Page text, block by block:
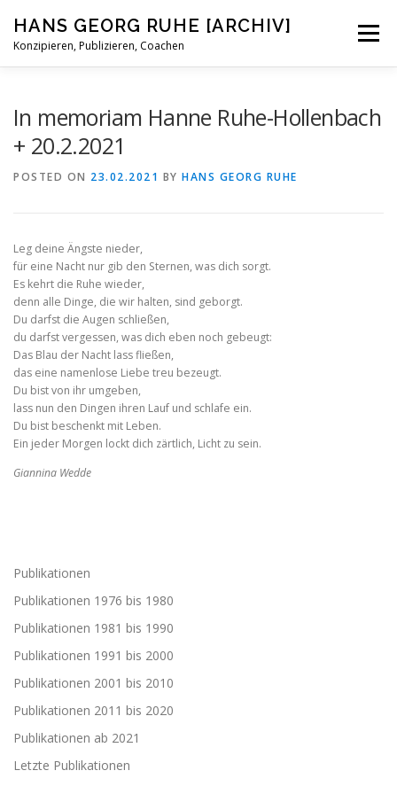
content
HANS GEORG RUHE [ARCHIV]
Konzipieren, Publizieren, Coachen
Menu
In memoriam Hanne Ruhe-Hollenbach
+ 20.2.2021
POSTED ON 23.02.2021 BY HANS GEORG RUHE
Leg deine Ängste nieder,
für eine Nacht nur gib den Sternen, was dich sorgt.
Es kehrt die Ruhe wieder,
denn alle Dinge, die wir halten, sind geborgt.
Du darfst die Augen schließen,
du darfst vergessen, was dich eben noch gebeugt:
Das Blau der Nacht lass fließen,
das eine namenlose Liebe treu bezeugt.
Du bist von ihr umgeben,
lass nun den Dingen ihren Lauf und schlafe ein.
Du bist beschenkt mit Leben.
Ein jeder Morgen lockt dich zärtlich, Licht zu sein.
Giannina Wedde
Publikationen
Publikationen 1976 bis 1980
Publikationen 1981 bis 1990
Publikationen 1991 bis 2000
Publikationen 2001 bis 2010
Publikationen 2011 bis 2020
Publikationen ab 2021
Letzte Publikationen